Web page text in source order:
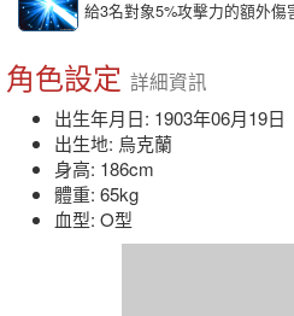
給3名對象5%攻擊力的額外傷
角色設定 詳細資訊
出生年月日: 1903年06月19日
出生地: 烏克蘭
身高: 186cm
體重: 65kg
血型: O型